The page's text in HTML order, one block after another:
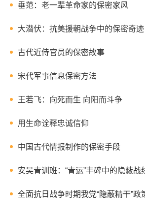
垂范：老一辈革命家的保密家风
大潜伏：抗美援朝战争中的保密奇迹
古代近侍官员的保密故事
宋代军事信息保密方法
王若飞：向死而生 向阳而斗争
用生命诠释忠诚信仰
中国古代情报制作的保密手段
安吴青训班：“青运”丰碑中的隐蔽战
全面抗日战争时期我党“隐蔽精干”政